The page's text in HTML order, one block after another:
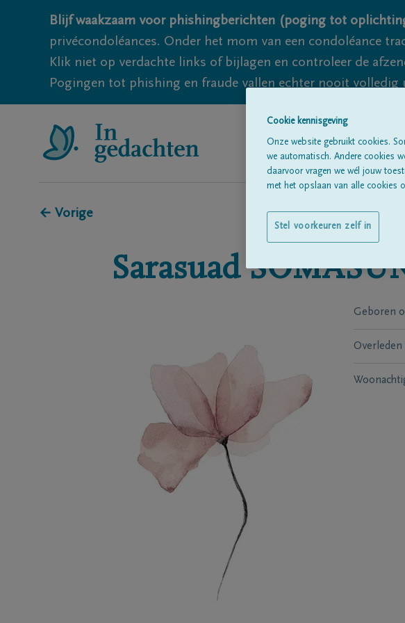
Blijf waakzaam voor phishingberichten (poging tot
privécondoléances. Onder het mom van een condoléance
Klik niet op verdachte links of bijlagen en controleer de
Pogingen tot phishing en fraude vallen echter nooit volledig
← Vorige
Sarasuad
Geboren
Overleden
Cookie kennisgeving
Onze website gebruikt cookies.
we automatisch. Andere cookies
daarvoor vragen we wél jouw
met het opslaan van alle cookies
Stel voorkeuren zelf in